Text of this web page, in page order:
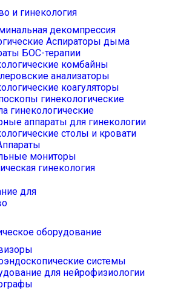
и гинекология
декомпрессия
Аспираторы дыма
БОС-терапии
комбайны
анализаторы
коагуляторы
гинекологические
гинекологические
аппараты для гинекологии
столы и кровати
мониторы
гинекология
для
оборудование
системы
для нейрофизиологии